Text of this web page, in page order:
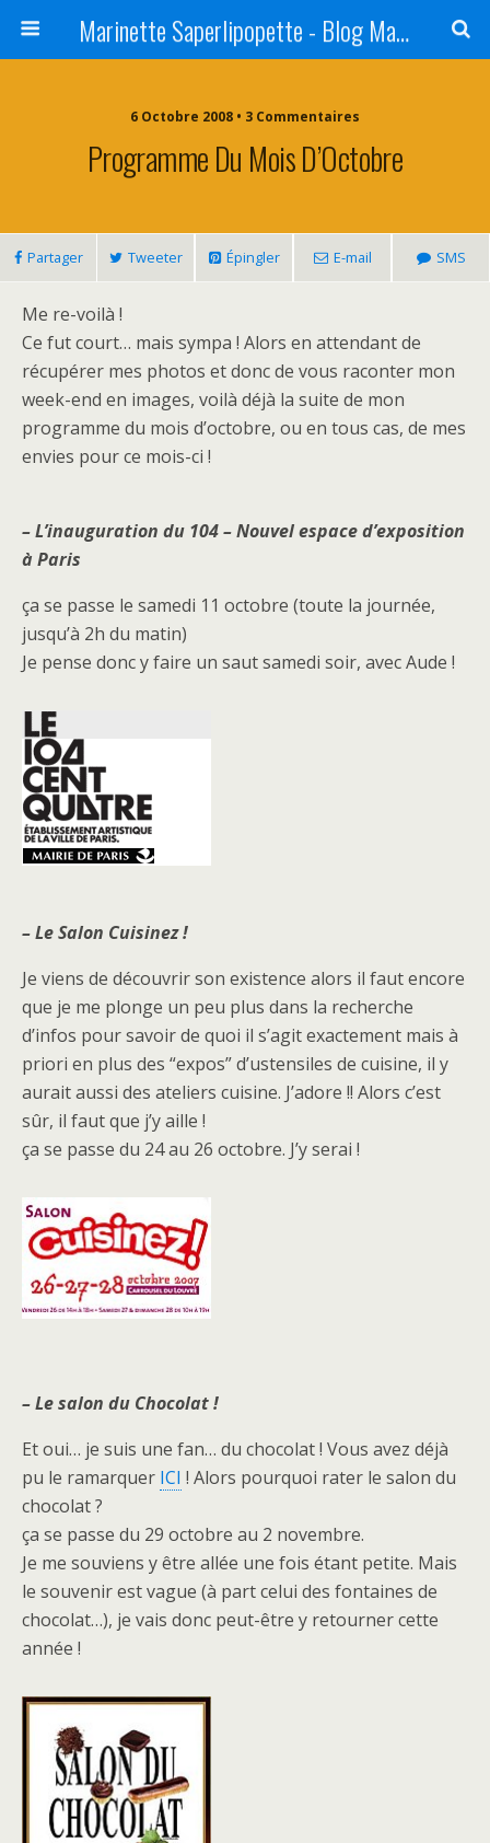
Marinette Saperlipopette - Blog Maman Angers Lifestyle - Ex Expat Montréal
6 Octobre 2008 • 3 Commentaires
Programme Du Mois D’Octobre
Partager Tweeter Épingler E-mail SMS
Me re-voilà !
Ce fut court… mais sympa ! Alors en attendant de
récupérer mes photos et donc de vous raconter mon
week-end en images, voilà déjà la suite de mon
programme du mois d’octobre, ou en tous cas, de mes
envies pour ce mois-ci !
– L’inauguration du 104 – Nouvel espace d’exposition
à Paris
ça se passe le samedi 11 octobre (toute la journée,
jusqu’à 2h du matin)
Je pense donc y faire un saut samedi soir, avec Aude !
– Le Salon Cuisinez !
Je viens de découvrir son existence alors il faut encore
que je me plonge un peu plus dans la recherche
d’infos pour savoir de quoi il s’agit exactement mais à
priori en plus des “expos” d’ustensiles de cuisine, il y
aurait aussi des ateliers cuisine. J’adore !! Alors c’est
sûr, il faut que j’y aille !
ça se passe du 24 au 26 octobre. J’y serai !
– Le salon du Chocolat !
Et oui… je suis une fan… du chocolat ! Vous avez déjà
pu le ramarquer ICI ! Alors pourquoi rater le salon du
chocolat ?
ça se passe du 29 octobre au 2 novembre.
Je me souviens y être allée une fois étant petite. Mais
le souvenir est vague (à part celui des fontaines de
chocolat…), je vais donc peut-être y retourner cette
année !